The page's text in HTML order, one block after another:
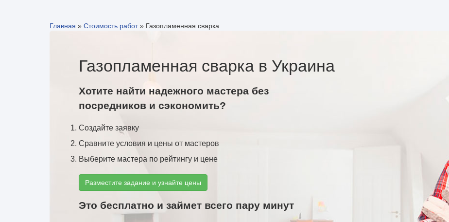
Главная » Стоимость работ» Газопламенная сварка
Газопламенная сварка в Украина
Хотите найти надежного мастера без
посредников и сэкономить?
Создайте заявку
Сравните условия и цены от мастеров
Выберите мастера по рейтингу и цене
Разместите задание и узнайте цены
Это бесплатно и займет всего пару минут